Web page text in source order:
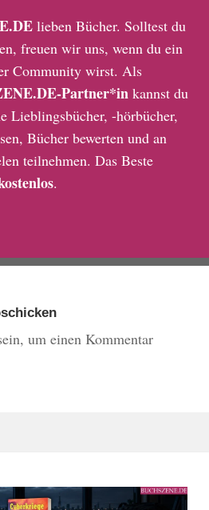
lieben Bücher. Solltest du
freuen wir uns, wenn du ein
Community wirst. Als
Partner*in kannst du
Lieblingsbücher, -hörbücher,
Bücher bewerten und an
teilnehmen. Das Beste
.
um einen Kommentar